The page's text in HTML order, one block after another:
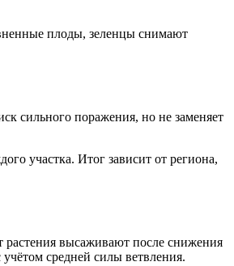
плоды, зеленцы снимают
сильного поражения, но не заменяет
участка. Итог зависит от региона,
высаживают после снижения
средней силы ветвления.